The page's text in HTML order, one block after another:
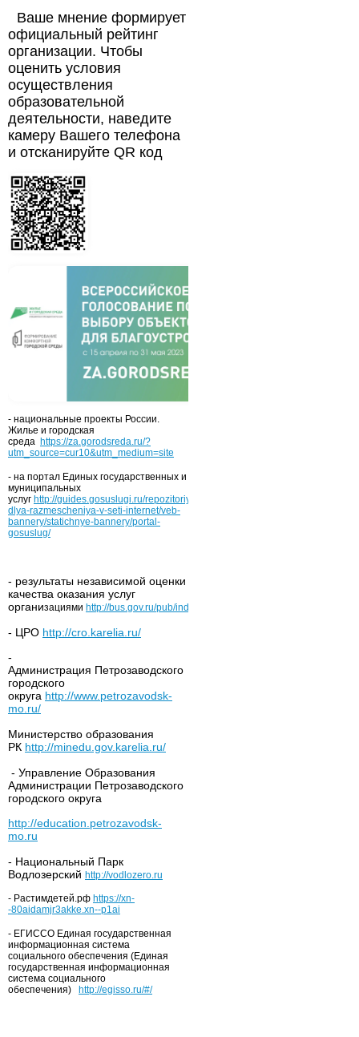
Ваше мнение формирует
официальный рейтинг
организации. Чтобы
оценить условия
осуществления
образовательной
деятельности, наведите
камеру Вашего телефона
и отсканируйте QR код
- национальные проекты России.
Жилье и городская
среда https://za.gorodsreda.ru/?
utm_source=cur10&utm_medium=site
- на портал Единых государственных и
муниципальных
услуг http://guides.gosuslugi.ru/repozitoriy/materialy-
dlya-razmescheniya-v-seti-internet/veb-
bannery/statichnye-bannery/portal-
gosuslug/
- результаты независимой оценки
качества оказания услуг
организациями http://bus.gov.ru/pub/independentRating/list
- ЦРО http://cro.karelia.ru/
-
Администрация Петрозаводского
городского
округа http://www.petrozavodsk-
mo.ru/
Министерство образования
РК http://minedu.gov.karelia.ru/
- Управление Образования
Администрации Петрозаводского
городского округа
http://education.petrozavodsk-
mo.ru
- Национальный Парк
Водлозерский http://vodlozero.ru
- Растимдетей.рф https://xn-
-80aidamjr3akke.xn--p1ai
- ЕГИССО Единая государственная
информационная система
социального обеспечения (Единая
государственная информационная
система социального
обеспечения)
http://egisso.ru/#/